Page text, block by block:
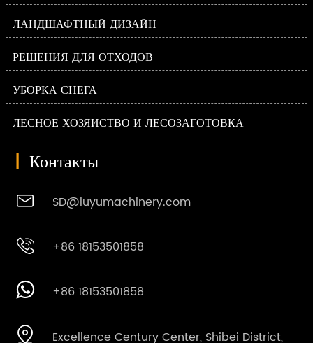
ЛАНДШАФТНЫЙ ДИЗАЙН
РЕШЕНИЯ ДЛЯ ОТХОДОВ
УБОРКА СНЕГА
ЛЕСНОЕ ХОЗЯЙСТВО И ЛЕСОЗАГОТОВКА
| Контакты
 SD@luyumachinery.com
 +86 18153501858
 +86 18153501858
 Excellence Century Center, Shibei District,